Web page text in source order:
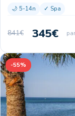
🌙 5-14n ✓ Spa
841€ 345€
-55%